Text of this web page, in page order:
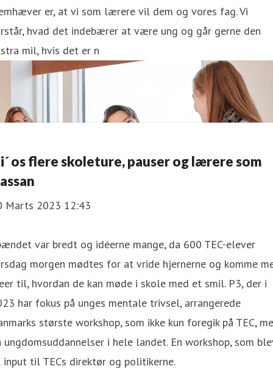
er, at vi som lærere vil dem og vores fag. Vi
hvad det indebærer at være ung og går gerne den
mil, hvis det er n
os flere skoleture, pauser og lærere som
Marts 2023 12:43
var bredt og idéerne mange, da 600 TEC-elever
morgen mødtes for at vride hjernerne og komme
til, hvordan de kan møde i skole med et smil. P3, der i
har fokus på unges mentale trivsel, arrangerede
største workshop, som ikke kun foregik på TEC,
ungdomsuddannelser i hele landet. En workshop, som
til TECs direktør og politikerne.